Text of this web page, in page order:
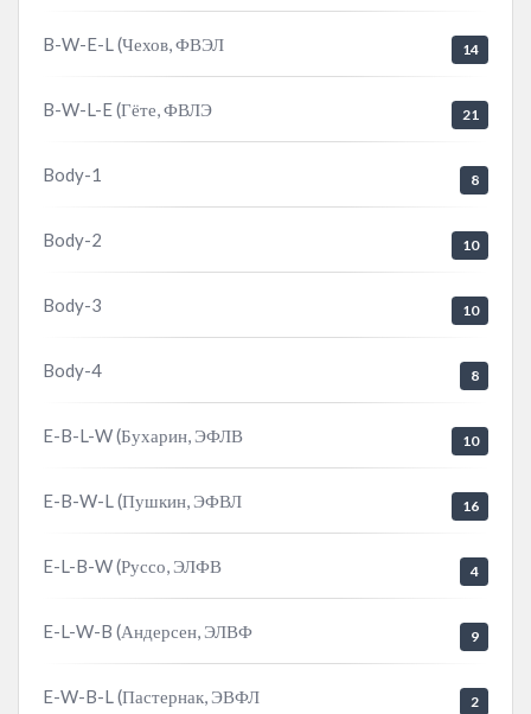
B-W-E-L (Чехов, ФВЭЛ 14
B-W-L-E (Гёте, ФВЛЭ 21
Body-1 8
Body-2 10
Body-3 10
Body-4 8
E-B-L-W (Бухарин, ЭФЛВ 10
E-B-W-L (Пушкин, ЭФВЛ 16
E-L-B-W (Руссо, ЭЛФВ 4
E-L-W-B (Андерсен, ЭЛВФ 9
E-W-B-L (Пастернак, ЭВФЛ 2